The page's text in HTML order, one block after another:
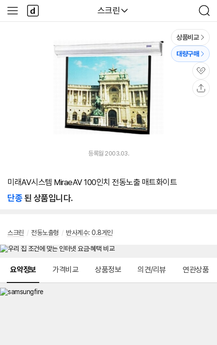
다나와
스크린
검
색
사
이
다
나
와
상품비교
대량구매
관
심
등록월 2003.03.
미래AV시스템 MiraeAV 100인치 전동노출 매트화이트
단종된 상품입니다.
스크린 / 전동노출형 / 반사계수: 0.8게인
요약정보 가격비교 상품정보 의견/리뷰 연관상품